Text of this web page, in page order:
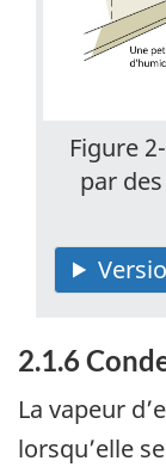
Figure
par
2.1.6
La vapeur
lorsqu’elle